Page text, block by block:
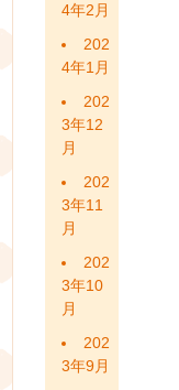
4年2月
202
4年1月
202
3年12
月
202
3年11
月
202
3年10
月
202
3年9月